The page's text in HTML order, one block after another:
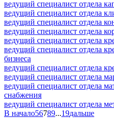
ведущий специалист отдела
ведущий специалист отдела
ведущий специалист отдела
ведущий специалист отдела
ведущий специалист отдела
ведущий специалист отдела
бизнеса
ведущий специалист отдела
ведущий специалист отдела
ведущий специалист отдела
снабжения
ведущий специалист отдела
В начало56789...19дальше